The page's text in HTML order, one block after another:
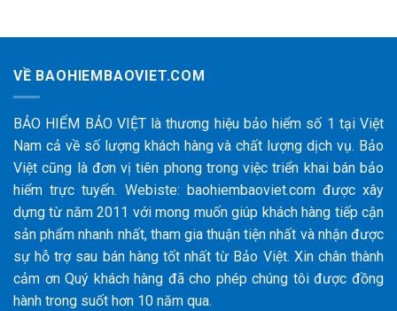
VỀ BAOHIEMBAOVIET.COM
BẢO HIỂM BẢO VIỆT là thương hiệu bảo hiểm số 1 tại Việt
Nam cả về số lượng khách hàng và chất lượng dịch vụ. Bảo
Việt cũng là đơn vị tiên phong trong việc triển khai bán bảo
hiểm trực tuyến. Webiste: baohiembaoviet.com được xây
dựng từ năm 2011 với mong muốn giúp khách hàng tiếp cận
sản phẩm nhanh nhất, tham gia thuận tiện nhất và nhận được
sự hỗ trợ sau bán hàng tốt nhất từ Bảo Việt. Xin chân thành
cảm ơn Quý khách hàng đã cho phép chúng tôi được đồng
hành trong suốt hơn 10 năm qua.